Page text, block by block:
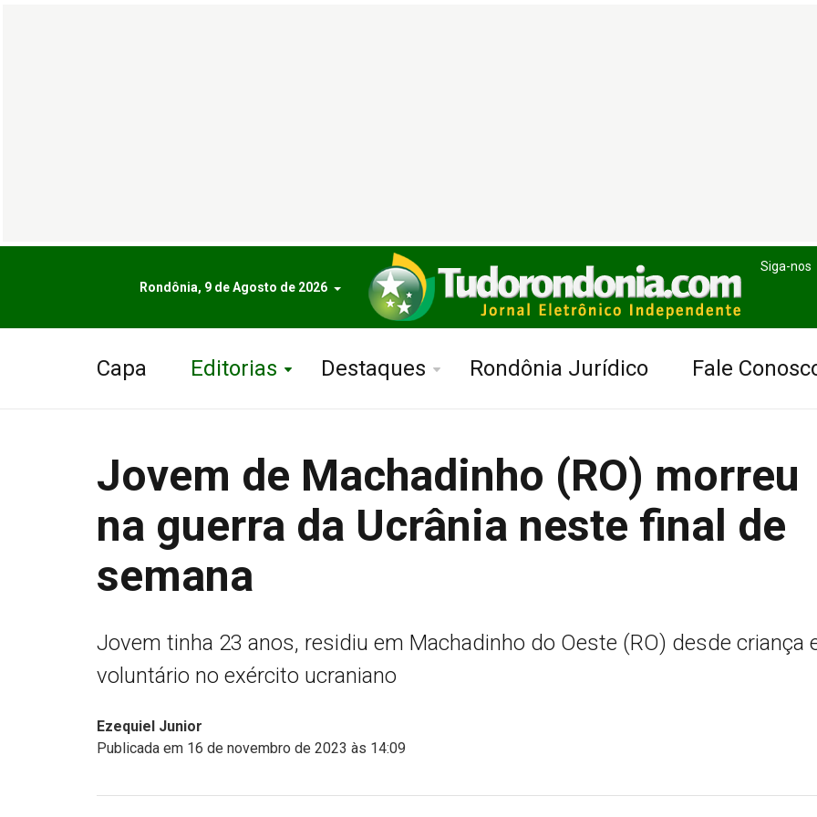
Rondônia, 9 de Agosto de 2026
Siga-nos
Capa Editorias Destaques Rondônia Jurídico Fale
Jovem de Machadinho (RO) morreu
na guerra da Ucrânia neste final de
semana
Jovem tinha 23 anos, residiu em Machadinho do Oeste (RO) desde criança
voluntário no exército ucraniano
Ezequiel Junior
Publicada em 16 de novembro de 2023 às 14:09